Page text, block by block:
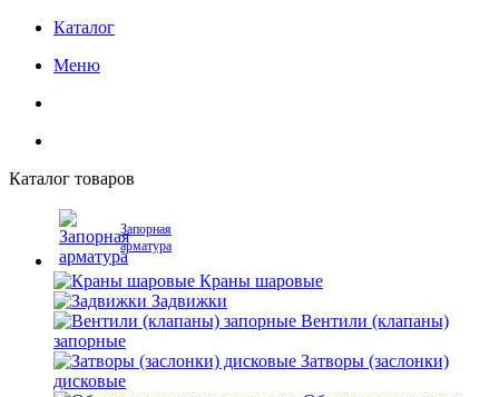
Каталог
Меню
Каталог товаров
Запорная
арматура
Краны шаровые
Задвижки
Вентили (клапаны)
запорные
Затворы (заслонки)
дисковые